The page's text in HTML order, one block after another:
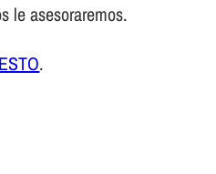
le asesoraremos.
.